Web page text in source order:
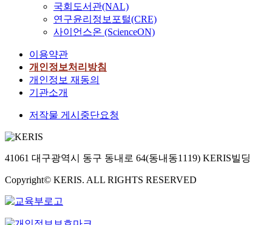
국회도서관(NAL)
연구윤리정보포털(CRE)
사이언스온 (ScienceON)
이용약관
개인정보처리방침
개인정보 재동의
기관소개
저작물 게시중단요청
41061 대구광역시 동구 동내로 64(동내동1119) KERIS빌딩
Copyright© KERIS. ALL RIGHTS RESERVED